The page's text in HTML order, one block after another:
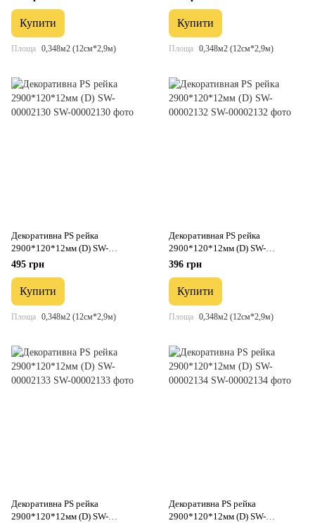
Купити
Площа 0,348м2 (12см*2,9м)
Купити
Площа 0,348м2 (12см*2,9м)
Декоративна PS рейка
2900*120*12мм (D) SW-
00002130
495 грн
Купити
Площа 0,348м2 (12см*2,9м)
Декоративная PS рейка
2900*120*12мм (D) SW-
00002132
396 грн
Купити
Площа 0,348м2 (12см*2,9м)
Декоративна PS рейка
2900*120*12мм (D) SW-
Декоративна PS рейка
2900*120*12мм (D) SW-